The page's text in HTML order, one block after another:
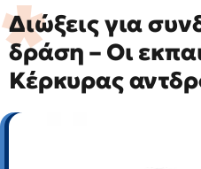
Διώξεις για
δράση – Οι
Κέρκυρας